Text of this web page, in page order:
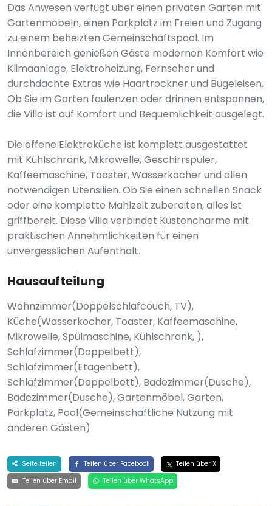
Das Anwesen verfügt über einen privaten Garten mit
Gartenmöbeln, einen Parkplatz im Freien und Zugang
zu einem beheizten Gemeinschaftspool. Im
Innenbereich genießen Gäste modernen Komfort wie
Klimaanlage, Elektroheizung, Fernseher und
durchdachte Extras wie Haartrockner und Bügeleisen.
Ob Sie im Garten faulenzen oder drinnen entspannen,
die Villa ist auf Komfort und Bequemlichkeit ausgelegt.
Die offene Elektroküche ist komplett ausgestattet
mit Kühlschrank, Mikrowelle, Geschirrspüler,
Kaffeemaschine, Toaster, Wasserkocher und allen
notwendigen Utensilien. Ob Sie einen schnellen Snack
oder eine komplette Mahlzeit zubereiten, alles ist
griffbereit. Diese Villa verbindet Küstencharme mit
praktischen Annehmlichkeiten für einen
unvergesslichen Aufenthalt.
Hausaufteilung
Wohnzimmer(Doppelschlafcouch, TV),
Küche(Wasserkocher, Toaster, Kaffeemaschine,
Mikrowelle, Spülmaschine, Kühlschrank, ),
Schlafzimmer(Doppelbett),
Schlafzimmer(Etagenbett),
Schlafzimmer(Doppelbett), Badezimmer(Dusche),
Badezimmer(Dusche), Gartenmöbel, Garten,
Parkplatz, Pool(Gemeinschaftliche Nutzung mit
anderen Gästen)
Seite teilen Teilen über Facebook
Teilen über X
Teilen über Email
Teilen über WhatsApp